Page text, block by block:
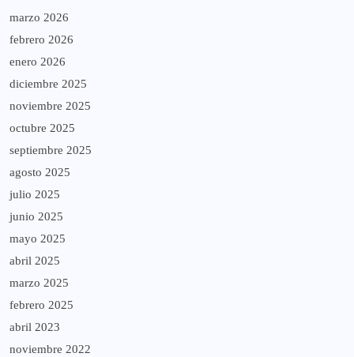
marzo 2026
febrero 2026
enero 2026
diciembre 2025
noviembre 2025
octubre 2025
septiembre 2025
agosto 2025
julio 2025
junio 2025
mayo 2025
abril 2025
marzo 2025
febrero 2025
abril 2023
noviembre 2022